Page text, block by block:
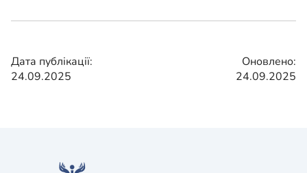
Дата публікації:
24.09.2025
Оновлено:
24.09.2025